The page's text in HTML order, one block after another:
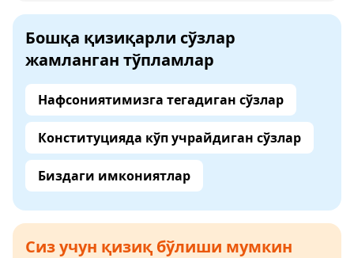
Бошқа қизиқарли сўзлар
жамланган тўпламлар
Нафсониятимизга тегадиган сўзлар
Конституцияда кўп учрайдиган сўзлар
Биздаги имкониятлар
Сиз учун қизиқ бўлиши мумкин